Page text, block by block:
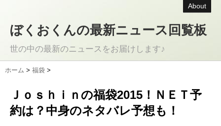
About
ぼくおくんの最新ニュース回覧板
世の中の最新のニュースをお届けします♪
ホーム > 福袋 >
Ｊｏｓｈｉｎの福袋2015！ＮＥＴ予
約は？中身のネタバレ予想も！